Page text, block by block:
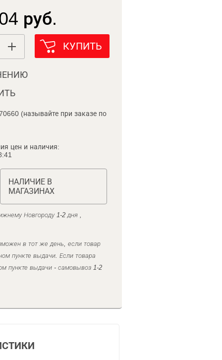
руб.
КУПИТЬ
(называйте при заказе по
цен и наличия:
НАЛИЧИЕ В
МАГАЗИНАХ
Новгороду 1-2 дня ,
в тот же день, если товар
пункте выдачи. Если товара
пункте выдачи - самовывоз 1-2